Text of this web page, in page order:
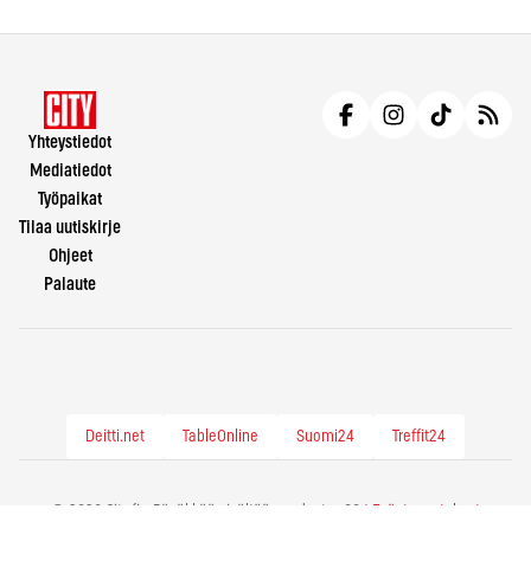
Yhteystiedot
Mediatiedot
Työpaikat
Tilaa uutiskirje
Ohjeet
Palaute
Deitti.net TableOnline Suomi24 Treffit24